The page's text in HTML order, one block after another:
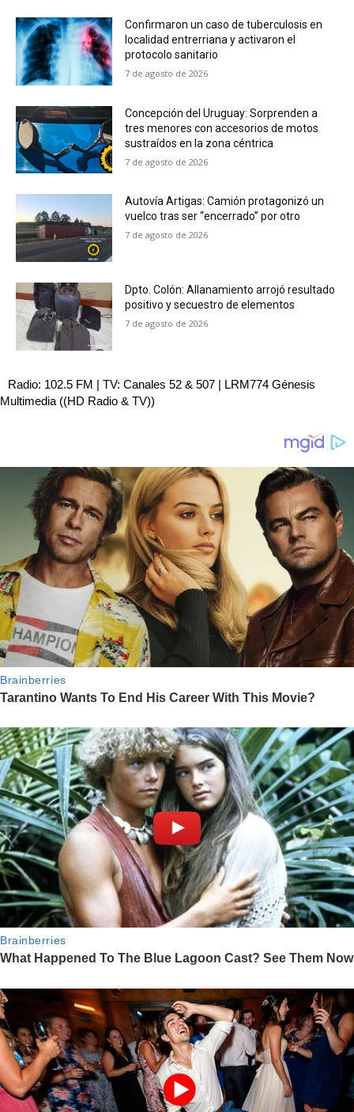
Confirmaron un caso de tuberculosis en
localidad entrerriana y activaron el
protocolo sanitario
7 de agosto de 2026
Concepción del Uruguay: Sorprenden a
tres menores con accesorios de motos
sustraídos en la zona céntrica
7 de agosto de 2026
Autovía Artigas: Camión protagonizó un
vuelco tras ser “encerrado” por otro
7 de agosto de 2026
Dpto. Colón: Allanamiento arrojó resultado
positivo y secuestro de elementos
7 de agosto de 2026
Radio: 102.5 FM | TV: Canales 52 & 507 | LRM774 Génesis
Multimedia ((HD Radio & TV))